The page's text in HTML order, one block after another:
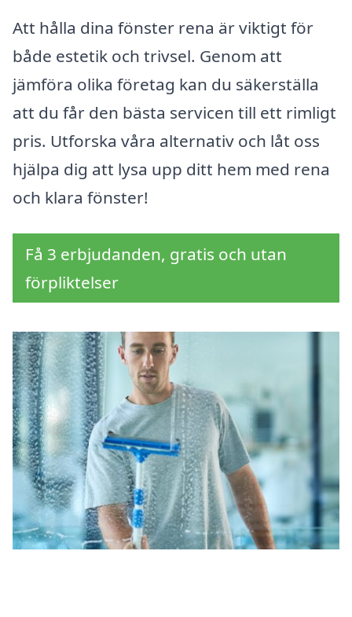
Att hålla dina fönster rena är viktigt för
både estetik och trivsel. Genom att
jämföra olika företag kan du säkerställa
att du får den bästa servicen till ett rimligt
pris. Utforska våra alternativ och låt oss
hjälpa dig att lysa upp ditt hem med rena
och klara fönster!
Få 3 erbjudanden, gratis och utan
förpliktelser